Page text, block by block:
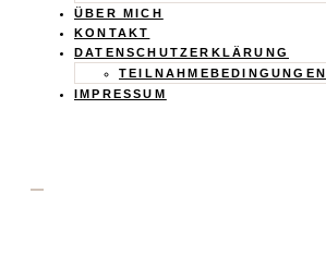
ÜBER MICH
KONTAKT
DATENSCHUTZERKLÄRUNG
TEILNAHMEBEDINGUNGEN
IMPRESSUM